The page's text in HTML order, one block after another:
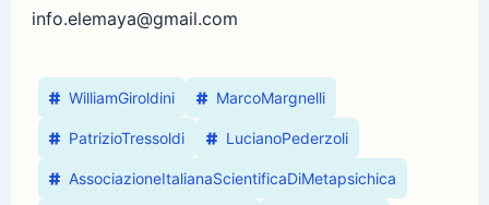
info.elemaya@gmail.com
WilliamGiroldini MarcoMargnelli
PatrizioTressoldi LucianoPederzoli
AssociazioneItalianaScientificaDiMetapsichica